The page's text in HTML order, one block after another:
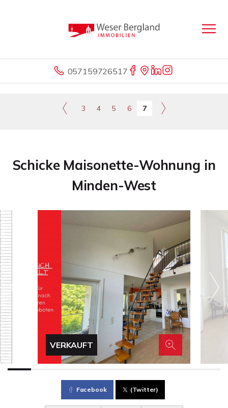
057159726517
3 4 5 6 7
Schicke Maisonette-Wohnung in
Minden-West
VERKAUFT
Facebook (Twitter)